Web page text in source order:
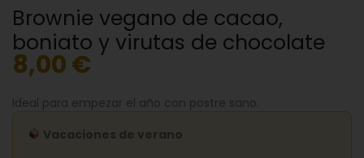
Brownie vegano de cacao,
boniato y virutas de chocolate
8,00€
Ideal para empezar el año con postre sano.
Vacaciones de verano